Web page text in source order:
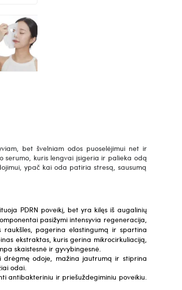
bet švelniam odos puoselėjimui net ir
serumo, kuris lengvai įsigeria ir palieka odą
ypač kai oda patiria stresą, sausumą
PDRN poveikį, bet yra kilęs iš augalinių
pasižymi intensyvia regeneracija,
raukšles, pagerina elastingumą ir spartina
ekstraktas, kuris gerina mikrocirkuliaciją,
skaistesnė ir gyvybingesnė.
drėgmę odoje, mažina jautrumą ir stiprina
odai.
antibakteriniu ir priešuždegiminiu poveikiu.